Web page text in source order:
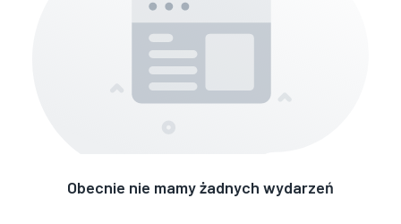
Obecnie nie mamy żadnych wydarzeń